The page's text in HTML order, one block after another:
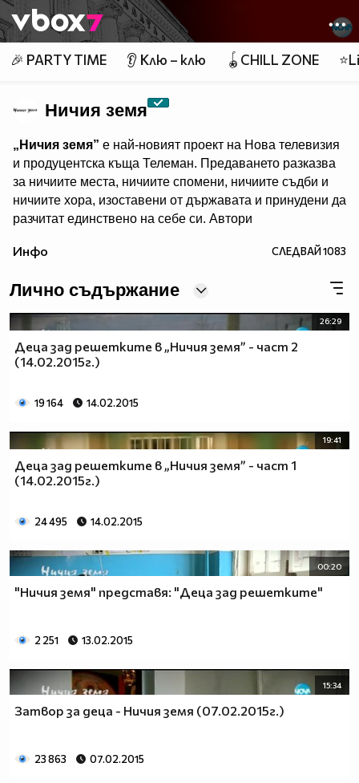
Member of
👾
🎉 PARTY TIME 👂 Клю – клю 🪀CHILL ZONE
Ничия земя
„Ничия земя” е най-новият проект на Нова телевизия
и продуцентска къща Телеман. Предаването разказва
за ничиите места, ничиите спомени, ничиите съдби и
ничиите хора, изоставени от държавата и принудени да
разчитат единствено на себе си. Автори
Елена Чопакова, „виновна” за човешките
срещат с обикновените преди да станат необикновени.
„Ничия земя”– всяка събота, веднага след игралния
филм в 20.00 ч. и преди „Горещо”, по Нова.
Инфо СЛЕДВАЙ1083
Лично съдържание
26:29
Деца зад решетките в „Ничия земя” - част 2
(14.02.2015г.)
19 164 14.02.2015
19:41
Деца зад решетките в „Ничия земя” - част 1
(14.02.2015г.)
24 495 14.02.2015
00:20
"Ничия земя" представя: "Деца зад решетките"
2 251 13.02.2015
15:34
Затвор за деца - Ничия земя (07.02.2015г.)
23 863 07.02.2015